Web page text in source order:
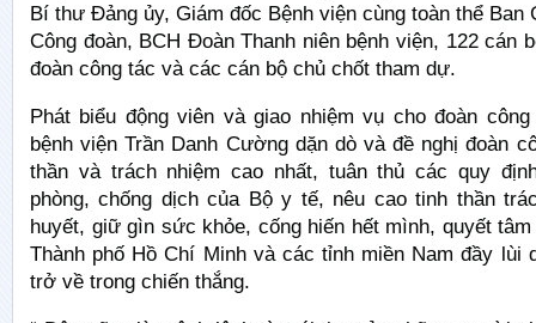
Bí thư Đảng ủy, Giám đốc Bệnh viện cùng toàn thể Ban
Công đoàn, BCH Đoàn Thanh niên bệnh viện, 122 cán
đoàn công tác và các cán bộ chủ chốt tham dự.
Phát biểu động viên và giao nhiệm vụ cho đoàn
bệnh viện Trần Danh Cường dặn dò và đề nghị đoàn
thần và trách nhiệm cao nhất, tuân thủ các quy
phòng, chống dịch của Bộ y tế, nêu cao tinh thần
huyết, giữ gìn sức khỏe, cống hiến hết mình, quyết tâm
Thành phố Hồ Chí Minh và các tỉnh miền Nam đầy lùi
trở về trong chiến thắng.